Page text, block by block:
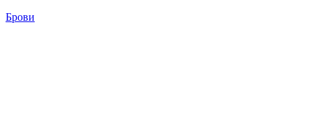
Брови